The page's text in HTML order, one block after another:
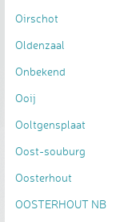
Oirschot
Oldenzaal
Onbekend
Ooij
Ooltgensplaat
Oost-souburg
Oosterhout
OOSTERHOUT NB